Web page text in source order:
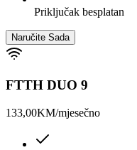
Priključak besplatan
Naručite Sada
FTTH DUO 9
133,00KM/mjesečno